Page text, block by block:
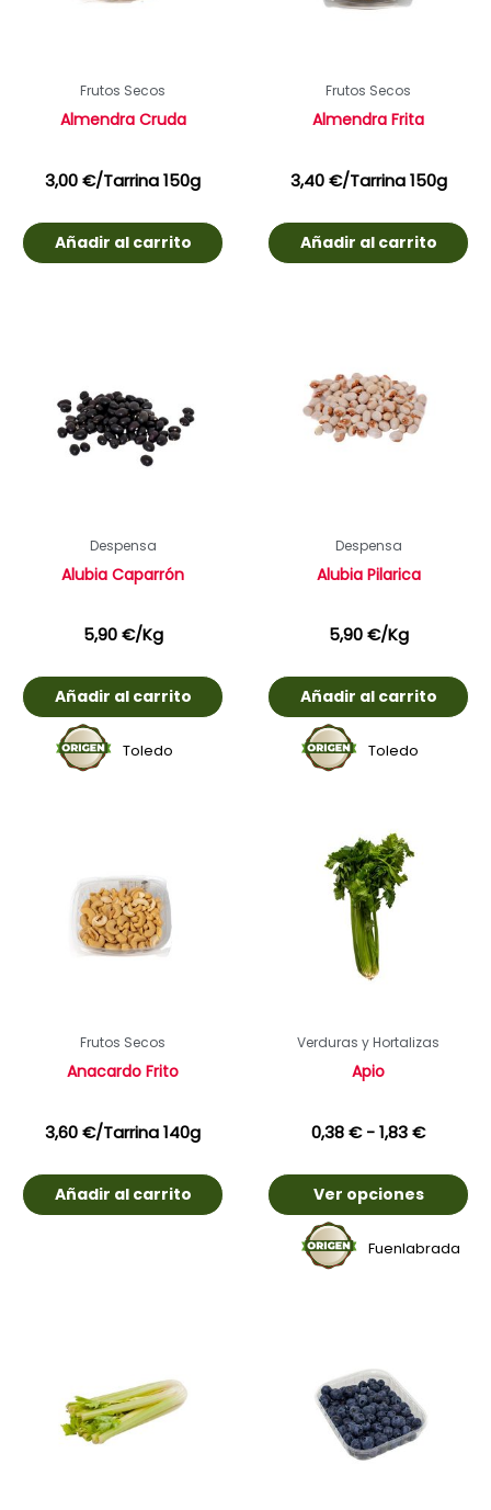
Frutos Secos
Almendra Cruda
3,00€/Tarrina 150g
Añadir al carrito
Frutos Secos
Almendra Frita
3,40€/Tarrina 150g
Añadir al carrito
Despensa
Alubia Caparrón
5,90€/Kg
Añadir al carrito
Toledo
Despensa
Alubia Pilarica
5,90€/Kg
Añadir al carrito
Toledo
Frutos Secos
Anacardo Frito
3,60€/Tarrina 140g
Añadir al carrito
Verduras y Hortalizas
Apio
0,38€ -1,83€
Ver opciones
Fuenlabrada